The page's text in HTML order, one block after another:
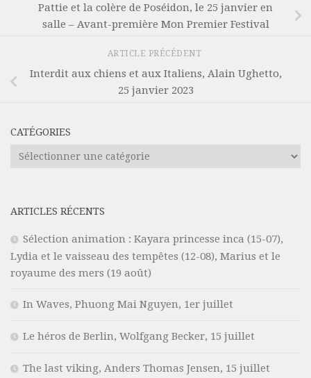
Pattie et la colère de Poséidon, le 25 janvier en
salle – Avant-première Mon Premier Festival
ARTICLE PRÉCÉDENT
Interdit aux chiens et aux Italiens, Alain Ughetto,
25 janvier 2023
CATÉGORIES
Catégories
ARTICLES RÉCENTS
Sélection animation : Kayara princesse inca (15-07),
Lydia et le vaisseau des tempêtes (12-08), Marius et le
royaume des mers (19 août)
In Waves, Phuong Mai Nguyen, 1er juillet
Le héros de Berlin, Wolfgang Becker, 15 juillet
The last viking, Anders Thomas Jensen, 15 juillet